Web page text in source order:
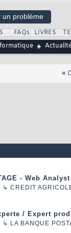
un problème
FAQs LIVRES
«
- Web
↳ CREDIT
/ Expert
↳ LA BANQUE